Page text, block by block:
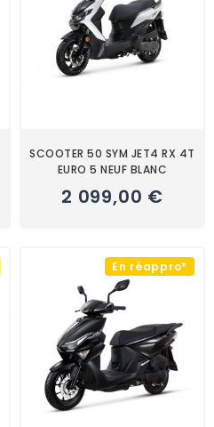
SCOOTER 50 SYM JET4 RX 4T
EURO 5 NEUF BLANC
2 099,00 €
En réappro*